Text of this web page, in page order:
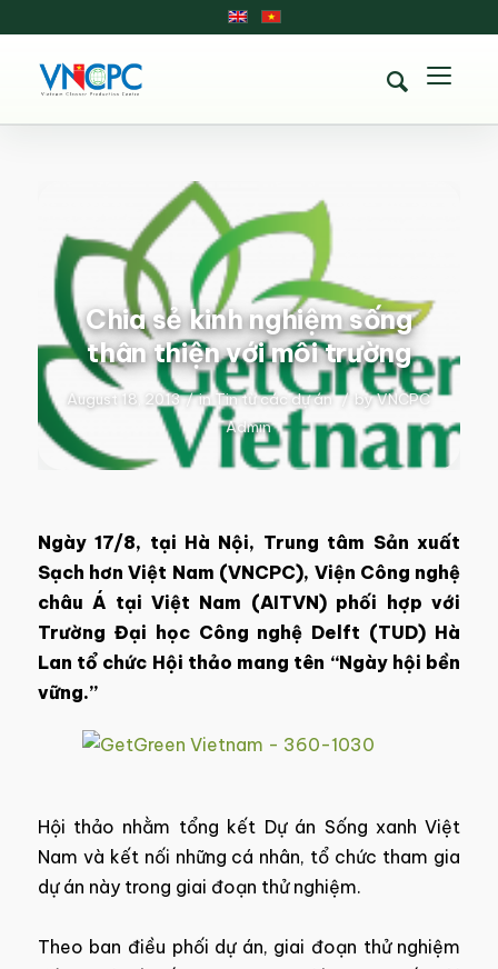
Chia sẻ kinh nghiệm sống
thân thiện với môi trường
August 18, 2013 / in Tin từ các dự án / byVNCPC
Admin
Ngày 17/8, tại Hà Nội, Trung tâm Sản xuất
Sạch hơn Việt Nam (VNCPC), Viện Công nghệ
châu Á tại Việt Nam (AITVN) phối hợp với
Trường Đại học Công nghệ Delft (TUD) Hà
Lan tổ chức Hội thảo mang tên “Ngày hội bền
vững.”
Hội thảo nhằm tổng kết Dự án Sống xanh Việt
Nam và kết nối những cá nhân, tổ chức tham gia
dự án này trong giai đoạn thử nghiệm.
Theo ban điều phối dự án, giai đoạn thử nghiệm